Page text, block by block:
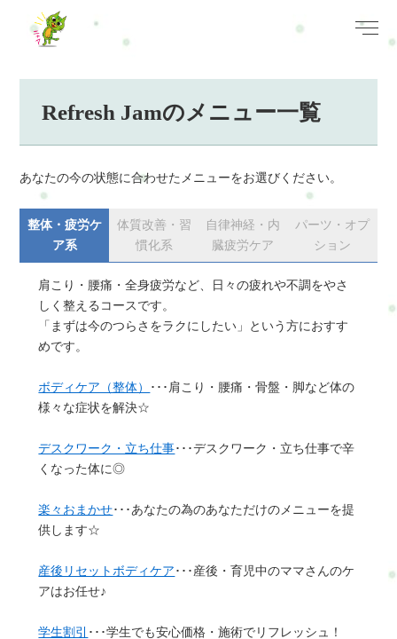
Refresh Jamのメニュー一覧
あなたの今の状態に合わせたメニューをお選びください。
整体・疲労ケ
ア系
肩こり・腰痛・全身疲労など、日々の疲れや不調をやさ
しく整えるコースです。
「まずは今のつらさをラクにしたい」という方におすす
めです。
ボディケア（整体）
･･･肩こり・腰痛・骨盤・脚など体の
様々な症状を解決☆
デスクワーク・立ち仕事･･･デスクワーク・立ち仕事で辛
くなった体に◎
楽々おまかせ･･･あなたの為のあなただけのメニューを提
供します☆
産後リセットボディケア ･･･産後・育児中のママさんのケ
アはお任せ♪
学生割引 ･･･学生でも安心価格・施術でリフレッシュ！
体質改善・習
慣化系
自律神経・内
臓疲労ケア
パーツ・オプ
ション